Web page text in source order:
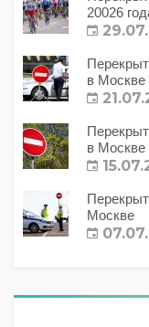
20026
в Москве
в Москве
Москве